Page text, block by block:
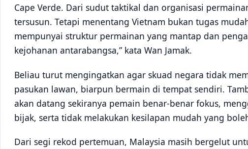
Cape Verde. Dari sudut taktikal dan organisasi
tersusun. Tetapi menentang Vietnam bukan tugas
mempunyai struktur permainan yang mantap dan
kejohanan antarabangsa,” kata Wan Jamak.
Beliau turut mengingatkan agar skuad negara tidak
pasukan lawan, biarpun bermain di tempat sendiri.
akan datang sekiranya pemain benar-benar fokus,
bijak, serta tidak melakukan kesilapan mudah yang
Dari segi rekod pertemuan, Malaysia masih bergelut